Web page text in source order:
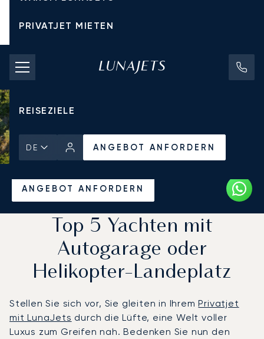
PRIVATJET MIETEN
CHARTERPREISE
PRIVATJETS
REISEZIELE
DE ANGEBOT ANFORDERN
ANGEBOT ANFORDERN
Top 5 Yachten mit
Autogarage oder
Helikopter-Landeplatz
Stellen Sie sich vor, Sie gleiten in IhremPrivatjet
mit LunaJets durch die Lüfte, eine Welt voller
Luxus zum Greifen nah. Bedenken Sie nun den